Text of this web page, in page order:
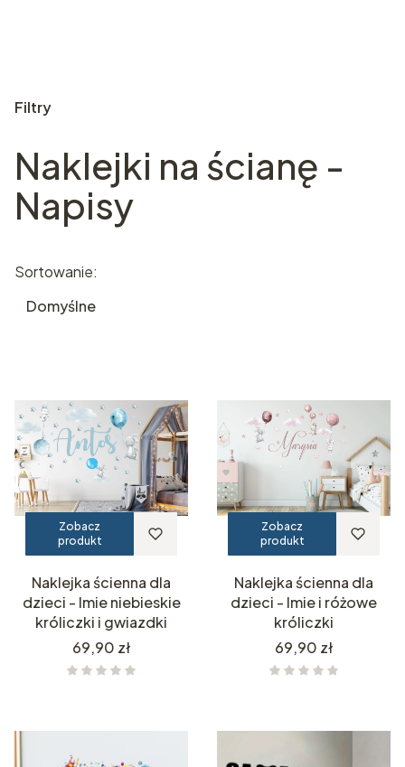
Filtry
Koniec filtrów
Naklejki na ścianę -
Napisy
Lista produktów
Sortowanie:
Domyślne
Zobacz
produkt
Naklejka ścienna dla
dzieci - Imie niebieskie
króliczki i gwiazdki
Cena
69,90 zł
Zobacz
produkt
Naklejka ścienna dla
dzieci - Imie i różowe
króliczki
Cena
69,90 zł